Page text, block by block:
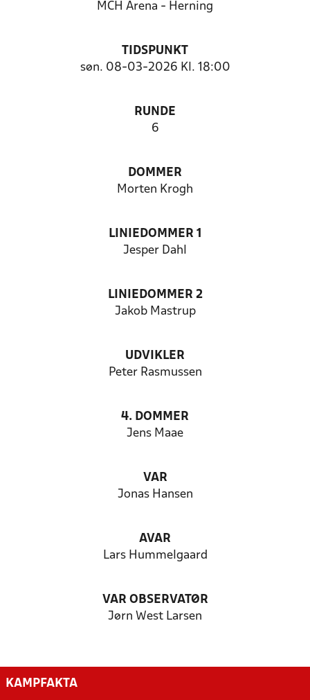
MCH Arena - Herning
TIDSPUNKT
søn. 08-03-2026 Kl. 18:00
RUNDE
6
DOMMER
Morten Krogh
LINIEDOMMER 1
Jesper Dahl
LINIEDOMMER 2
Jakob Mastrup
UDVIKLER
Peter Rasmussen
4. DOMMER
Jens Maae
VAR
Jonas Hansen
AVAR
Lars Hummelgaard
VAR OBSERVATØR
Jørn West Larsen
KAMPFAKTA